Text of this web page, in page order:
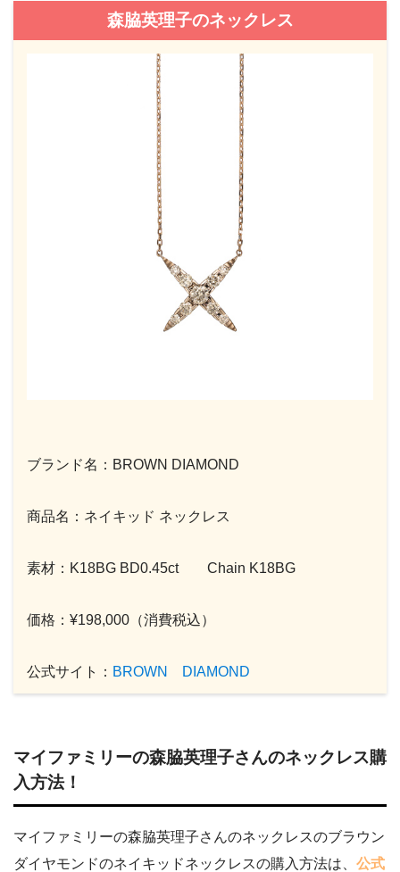
森脇英理子のネックレス
ブランド名：BROWN DIAMOND
商品名：ネイキッド ネックレス
素材：K18BG BD0.45ct Chain K18BG
価格：¥198,000（消費税込）
公式サイト： BROWN DIAMOND
マイファミリーの森脇英理子さんのネックレス購
入方法！
マイファミリーの森脇英理子さんのネックレスのブラウン
ダイヤモンドのネイキッドネックレスの購入方法は、 公式